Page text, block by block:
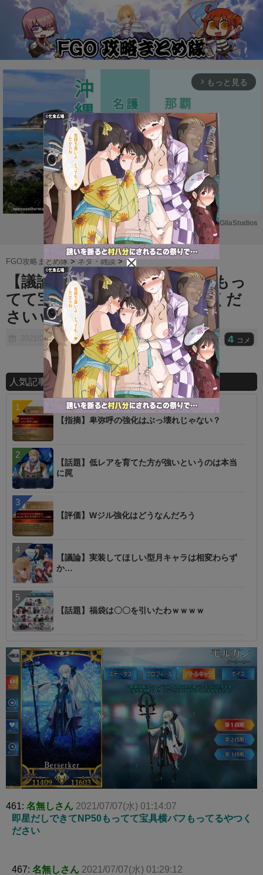
arrow_forward_ios もっと見る
M
u
t
e
Powered by GliaStudios
FGO攻略まとめ隊 >ネタ・雑談 >
【議論】即星だしできてNP50もっ
てて宝具横バフもってるやつくだ
さいｗｗｗｗｗｗ
2021/07/07 4 コメ
人気記事ランキング
【指摘】卑弥呼の強化はぶっ壊れじゃない？
【話題】低レアを育てた方が強いというのは本当
に罠
【評価】Wジル強化はどうなんだろう
【議論】実装してほしい型月キャラは相変わらず
か…
【話題】福袋は〇〇を引いたわｗｗｗｗ
461: 名無しさん 2021/07/07(水) 01:14:07
即星だしできてNP50もってて宝具横バフもってるやつく
ださい
467: 名無しさん 2021/07/07(水) 01:29:12